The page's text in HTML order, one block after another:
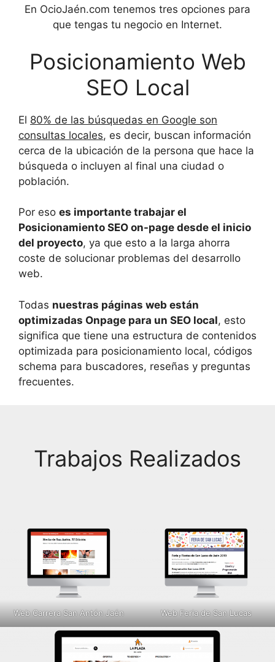
En OcioJaén.com tenemos tres opciones para
que tengas tu negocio en Internet.
Posicionamiento Web
SEO Local
El 80% de las búsquedas en Google son
consultas locales, es decir, buscan información
cerca de la ubicación de la persona que hace la
búsqueda o incluyen al final una ciudad o
población.
Por eso es importante trabajar el
Posicionamiento SEO on-page desde el inicio
del proyecto, ya que esto a la larga ahorra
coste de solucionar problemas del desarrollo
web.
Todas nuestras páginas web están
optimizadas Onpage para un SEO local, esto
significa que tiene una estructura de contenidos
optimizada para posicionamiento local, códigos
schema para buscadores, reseñas y preguntas
frecuentes.
Trabajos Realizados
Web Carrera San Antón Jaén Web Feria de San Lucas